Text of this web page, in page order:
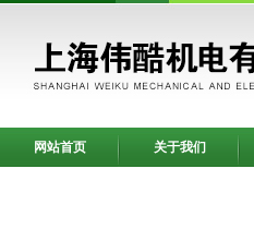
网站首页 关于我们